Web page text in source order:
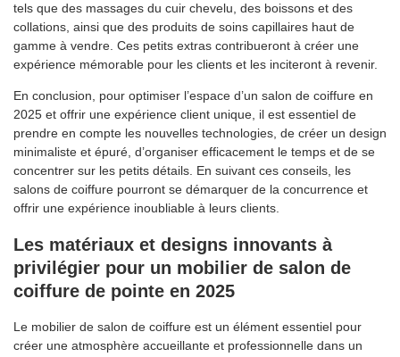
tels que des massages du cuir chevelu, des boissons et des
collations, ainsi que des produits de soins capillaires haut de
gamme à vendre. Ces petits extras contribueront à créer une
expérience mémorable pour les clients et les inciteront à revenir.
En conclusion, pour optimiser l’espace d’un salon de coiffure en
2025 et offrir une expérience client unique, il est essentiel de
prendre en compte les nouvelles technologies, de créer un design
minimaliste et épuré, d’organiser efficacement le temps et de se
concentrer sur les petits détails. En suivant ces conseils, les
salons de coiffure pourront se démarquer de la concurrence et
offrir une expérience inoubliable à leurs clients.
Les matériaux et designs innovants à
privilégier pour un mobilier de salon de
coiffure de pointe en 2025
Le mobilier de salon de coiffure est un élément essentiel pour
créer une atmosphère accueillante et professionnelle dans un